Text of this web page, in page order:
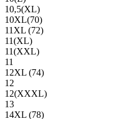
10,5(XL)
10XL(70)
11XL (72)
11(XL)
11(XXL)
11
12XL (74)
12
12(ХХХL)
13
14XL (78)